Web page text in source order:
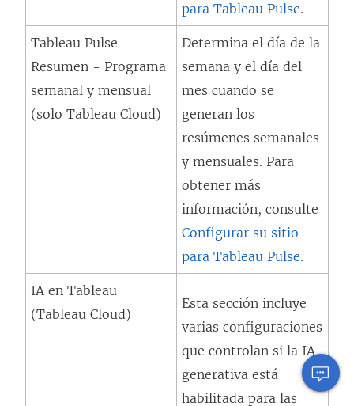
para Tableau Pulse.
Tableau Pulse -
Resumen - Programa
semanal y mensual
(solo Tableau Cloud)
Determina el día de la
semana y el día del
mes cuando se
generan los
resúmenes semanales
y mensuales. Para
obtener más
información, consulte
Configurar su sitio
para Tableau Pulse.
IA en Tableau
(Tableau Cloud)
Esta sección incluye
varias configuraciones
que controlan si la IA
generativa está
habilitada para las